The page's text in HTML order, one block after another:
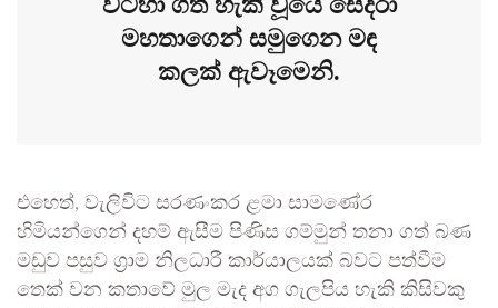
මහතාගෙන් සමුගෙන මඳ
කලක් ඇවෑමෙනි.
එහෙත්, වැලිවිට සරණංකර ළමා සාමණේර
හිමියන්ගෙන් දහම් ඇසීම පිණිස ගම්මුන් තනා ගත් බණ
මඩුව පසුව ග්‍රාම නිලධාරී කාර්යාලයක් බවට පත්වීම
තෙක් වන කතාවේ මුල මැද අග ගැලපිය හැකි කිසිවකු